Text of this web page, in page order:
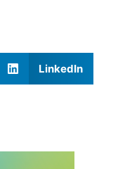
LinkedIn